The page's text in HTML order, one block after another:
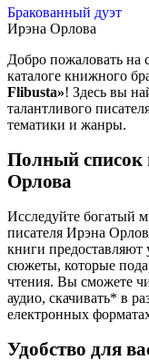
Бракованный дуэт
Ирэна Орлова
Добро пожаловать на
каталоге книжного
Flibusta»! Здесь вы
талантливого
тематики и жанры.
Полный список
Орлова
Исследуйте богатый
писателя Ирэна
книги
сюжеты, которые
чтения. Вы сможете
аудио, скачивать* в
електронных
Удобство для